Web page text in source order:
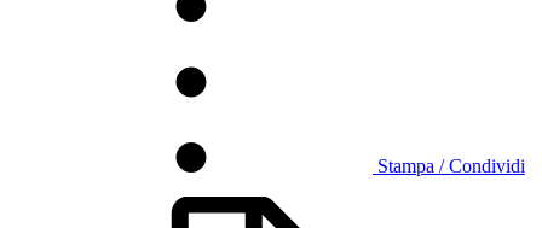
Stampa / Condividi